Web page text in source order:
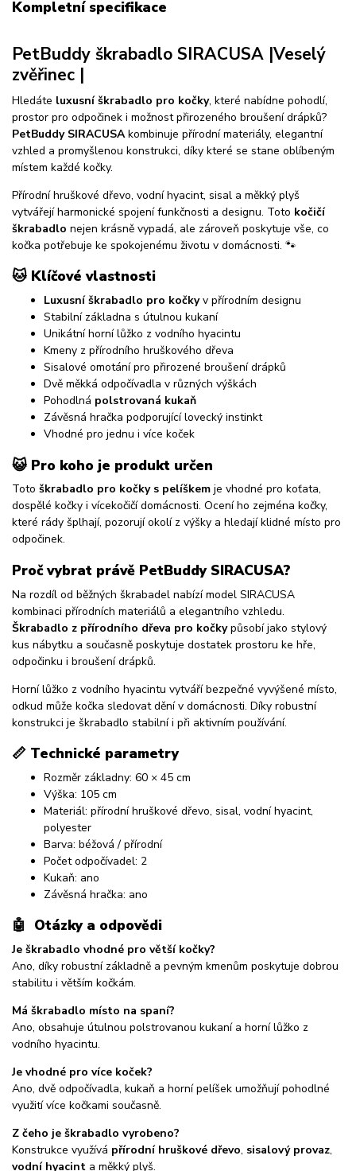
Kompletní specifikace
PetBuddy škrabadlo SIRACUSA |Veselý
zvěřinec |
Hledáte luxusní škrabadlo pro kočky, které nabídne pohodlí,
prostor pro odpočinek i možnost přirozeného broušení drápků?
PetBuddy SIRACUSAkombinuje přírodní materiály, elegantní
vzhled a promyšlenou konstrukci, díky které se stane oblíbeným
místem každé kočky.
Přírodní hruškové dřevo, vodní hyacint, sisal a měkký plyš
vytvářejí harmonické spojení funkčnosti a designu. Toto kočičí
škrabadlo nejen krásně vypadá, ale zároveň poskytuje vše, co
kočka potřebuje ke spokojenému životu v domácnosti. 🐾
🐱 Klíčové vlastnosti
Luxusní škrabadlo pro kočkyv přírodním designu
Stabilní základna s útulnou kukaní
Unikátní horní lůžko z vodního hyacintu
Kmeny z přírodního hruškového dřeva
Sisalové omotání pro přirozené broušení drápků
Dvě měkká odpočívadla v různých výškách
Pohodlná polstrovaná kukaň
Závěsná hračka podporující lovecký instinkt
Vhodné pro jednu i více koček
😺 Pro koho je produkt určen
Toto škrabadlo pro kočky s pelíškem je vhodné pro koťata,
dospělé kočky i vícekočičí domácnosti. Ocení ho zejména kočky,
které rády šplhají, pozorují okolí z výšky a hledají klidné místo pro
odpočinek.
Proč vybrat právě PetBuddy SIRACUSA?
Na rozdíl od běžných škrabadel nabízí model SIRACUSA
kombinaci přírodních materiálů a elegantního vzhledu.
Škrabadlo z přírodního dřeva pro kočkypůsobí jako stylový
kus nábytku a současně poskytuje dostatek prostoru ke hře,
odpočinku i broušení drápků.
Horní lůžko z vodního hyacintu vytváří bezpečné vyvýšené místo,
odkud může kočka sledovat dění v domácnosti. Díky robustní
konstrukci je škrabadlo stabilní i při aktivním používání.
📏 Technické parametry
Rozměr základny: 60 × 45 cm
Výška: 105 cm
Materiál: přírodní hruškové dřevo, sisal, vodní hyacint,
polyester
Barva: béžová / přírodní
Počet odpočívadel: 2
Kukaň: ano
Závěsná hračka: ano
🤖 Otázky a odpovědi
Je škrabadlo vhodné pro větší kočky?
Ano, díky robustní základně a pevným kmenům poskytuje dobrou
stabilitu i větším kočkám.
Má škrabadlo místo na spaní?
Ano, obsahuje útulnou polstrovanou kukaní a horní lůžko z
vodního hyacintu.
Je vhodné pro více koček?
Ano, dvě odpočívadla, kukaň a horní pelíšek umožňují pohodlné
využití více kočkami současně.
Z čeho je škrabadlo vyrobeno?
Konstrukce využívá přírodní hruškové dřevo, sisalový provaz,
vodní hyacint a měkký plyš.